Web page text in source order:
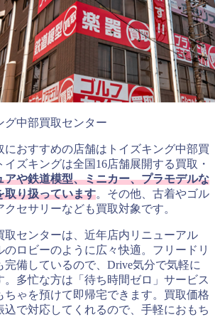
グ中部買取センター
におすすめの店舗はトイズキング中部買
ズキングは全国16店舗展開する買取・
アや鉄道模型、ミニカー、プラモデルな
取り扱っています。その他、古着やゴル
セサリーなども買取対象です。
取センターは、近年店内リニューアル
のロビーのように広々快適。フリードリ
完備しているので、Drive気分で気軽に
。多忙な方は「待ち時間ゼロ」サービス
ちゃを預けて即帰宅できます。買取価格
込で対応してくれるので、手軽におもち